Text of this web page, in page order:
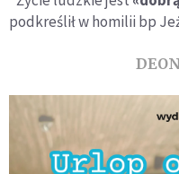
podkreślił w homilii bp